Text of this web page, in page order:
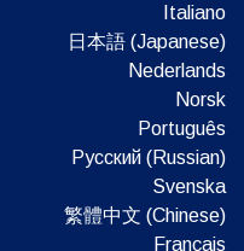
Italiano
日本語 (Japanese)
Nederlands
Norsk
Português
Русский (Russian)
Svenska
繁體中文 (Chinese)
Français